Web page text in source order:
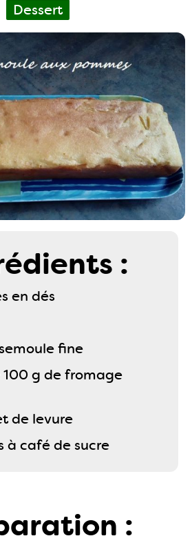
Dessert
:
en dés
fine
100 g de fromage
de levure
à café de sucre
: